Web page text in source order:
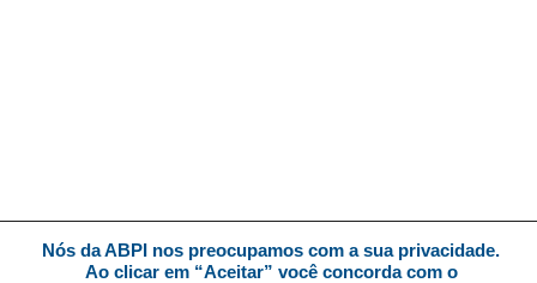
Nós da ABPI nos preocupamos com a sua privacidade.
Ao clicar em “Aceitar” você concorda com o